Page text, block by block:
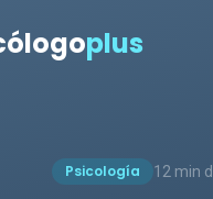
plus
Psicología 12 min